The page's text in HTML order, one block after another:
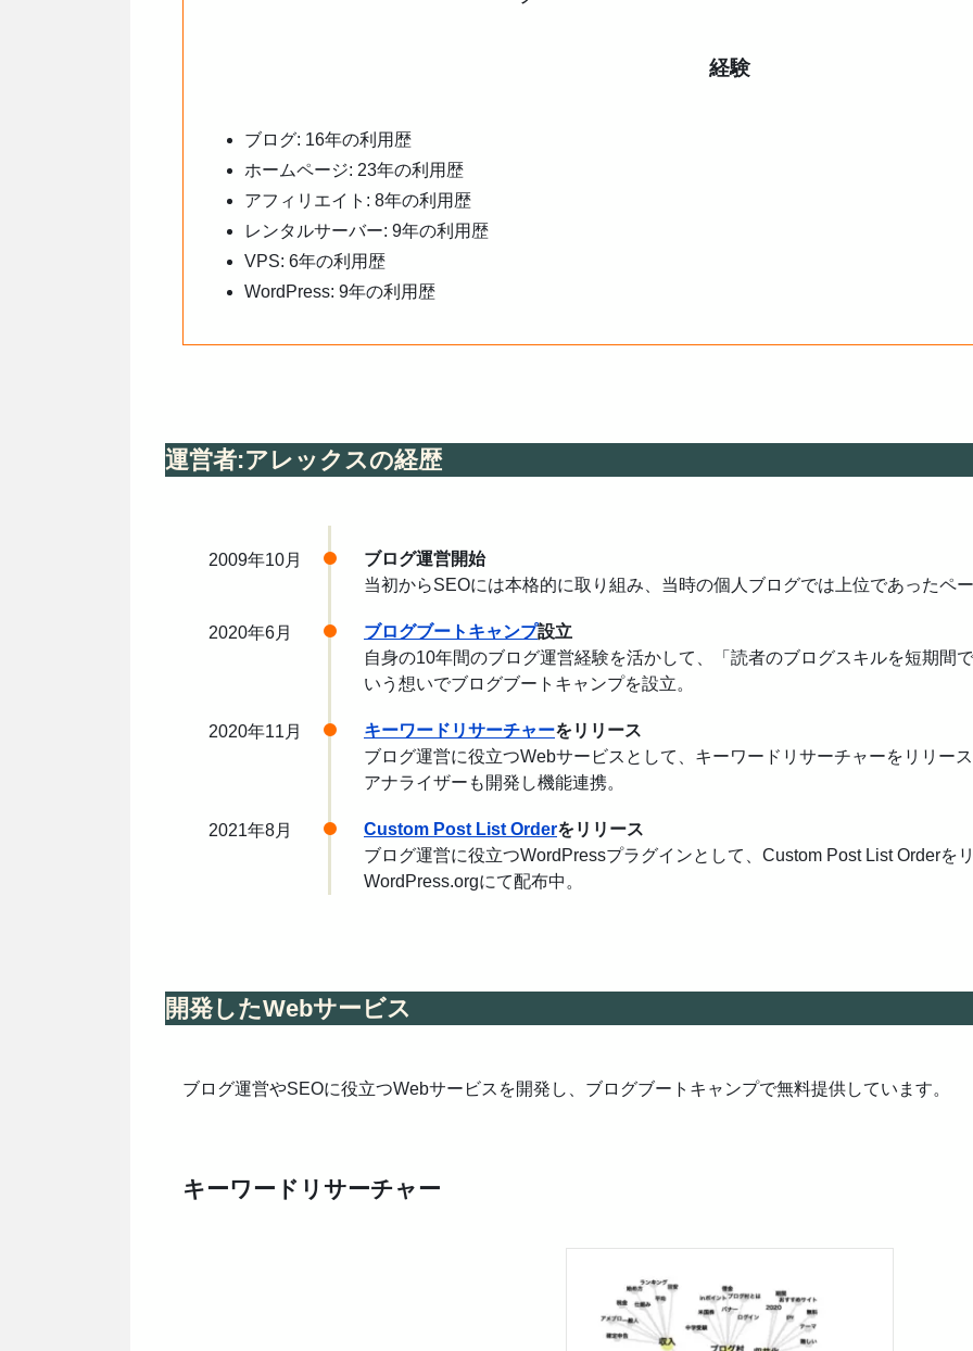
経験
ブログ: 16年の利用歴
ホームページ: 23年の利用歴
アフィリエイト: 8年の利用歴
レンタルサーバー: 9年の利用歴
VPS: 6年の利用歴
WordPress: 9年の利用歴
運営者:アレックスの経歴
2009年10月
ブログ運営開始
当初からSEOには本格的に取り組み、当時の個人ブログでは上位であったペ
2020年6月 ブログブートキャンプ設立
自身の10年間のブログ運営経験を活かして、「読者のブログスキルを短期間
いう想いでブログブートキャンプを設立。
2020年11月 キーワードリサーチャーをリリース
ブログ運営に役立つWebサービスとして、キーワードリサーチャーをリリー
アナライザーも開発し機能連携。
2021年8月 Custom Post List Orderをリリース
ブログ運営に役立つWordPressプラグインとして、Custom Post List Orderを
WordPress.orgにて配布中。
開発したWebサービス
ブログ運営やSEOに役立つWebサービスを開発し、ブログブートキャンプで無料提供しています。
キーワードリサーチャー